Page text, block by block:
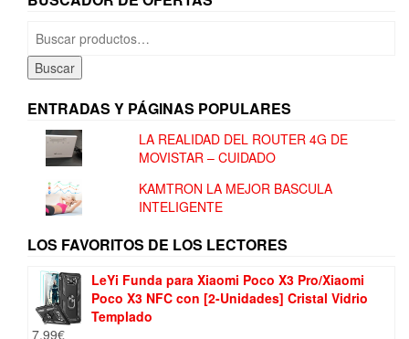
por:
Buscar
ENTRADAS Y PÁGINAS POPULARES
LA REALIDAD DEL ROUTER 4G DE
MOVISTAR – CUIDADO
KAMTRON LA MEJOR BASCULA
INTELIGENTE
LOS FAVORITOS DE LOS LECTORES
LeYi Funda para Xiaomi Poco X3 Pro/Xiaomi
Poco X3 NFC con [2-Unidades] Cristal Vidrio
Templado
7,99€